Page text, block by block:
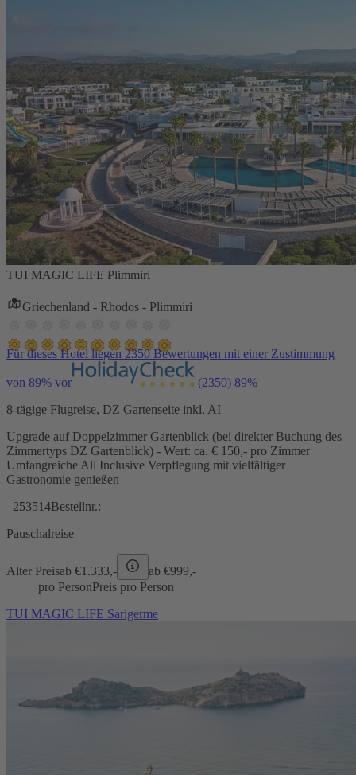
TUI MAGIC LIFE Plimmiri
Griechenland - Rhodos - Plimmiri
Für dieses Hotel liegen 2350 Bewertungen mit einer Zustimmung
von 89% vor (2350) 89%
8-tägige Flugreise, DZ Gartenseite inkl. AI
Upgrade auf Doppelzimmer Gartenblick (bei direkter Buchung des
Zimmertyps DZ Gartenblick) - Wert: ca. € 150,- pro Zimmer
Umfangreiche All Inclusive Verpflegung mit vielfältiger
Gastronomie genießen
253514Bestellnr.:
Pauschalreise
Alter Preisab €1.333,- ab €999,-
pro PersonPreis pro Person
TUI MAGIC LIFE Sarigerme